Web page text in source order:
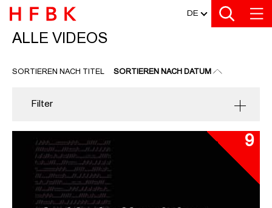
Zu den Filtern
Zur Metanavigation
Zur Hauptnavigation
Zur Suche
Zum Inhalt
Zum Seitenfuss DE
ALLE VIDEOS
ALLE VIDEOS
SORTIEREN NACH TITEL SORTIEREN NACH DATUM
Filter
9